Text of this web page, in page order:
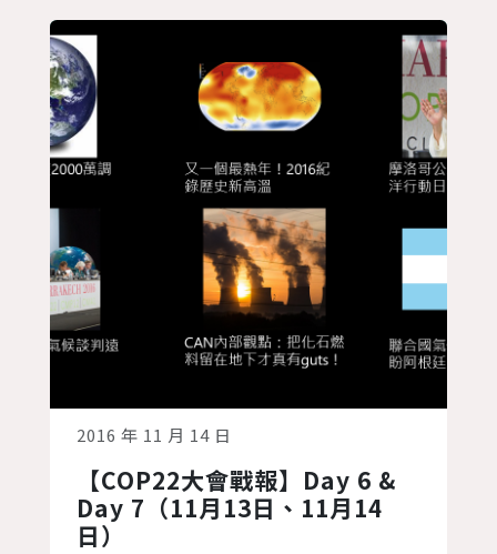
定的計劃從馬拉克什的運動場出發，開始
三公里的遊行活動。這些群眾雖然來自不
同的團體，但還是有一些共同的口號...
2016 年 11 月 14 日
【COP22大會戰報】Day 6 &
Day 7（11月13日、11月14
日）